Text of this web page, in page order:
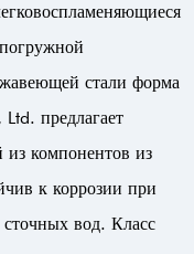
сталиформа
Ltd.предлагает
компонентов из
к коррозии при
вод. Класс